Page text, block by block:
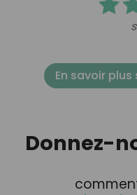
En savoir
Donnez-